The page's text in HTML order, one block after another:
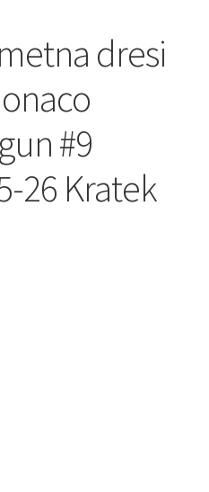
dresi
#9
26 Kratek